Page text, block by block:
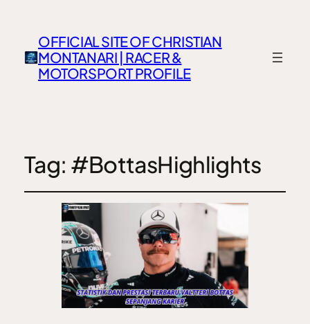
OFFICIAL SITE OF CHRISTIAN
MONTANARI | RACER &
MOTORSPORT PROFILE
Tag: #BottasHighlights